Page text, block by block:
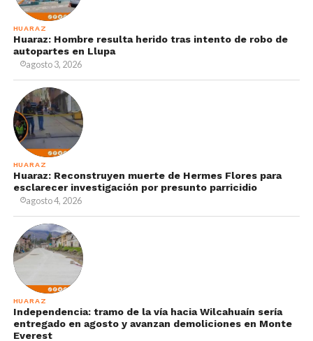
HUARAZ
Huaraz: Hombre resulta herido tras intento de robo de
autopartes en Llupa
agosto 3, 2026
HUARAZ
Huaraz: Reconstruyen muerte de Hermes Flores para
esclarecer investigación por presunto parricidio
agosto 4, 2026
HUARAZ
Independencia: tramo de la vía hacia Wilcahuaín sería
entregado en agosto y avanzan demoliciones en Monte
Everest